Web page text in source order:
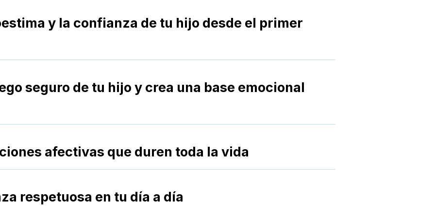
y la confianza de tu hijo desde el primer
seguro de tu hijo y crea una base emocional
afectivas que duren toda la vida
respetuosa en tu día a día